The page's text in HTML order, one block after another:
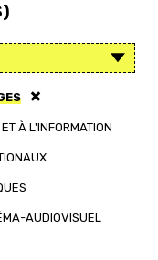
À L'INFORMATION
AUDIOVISUEL